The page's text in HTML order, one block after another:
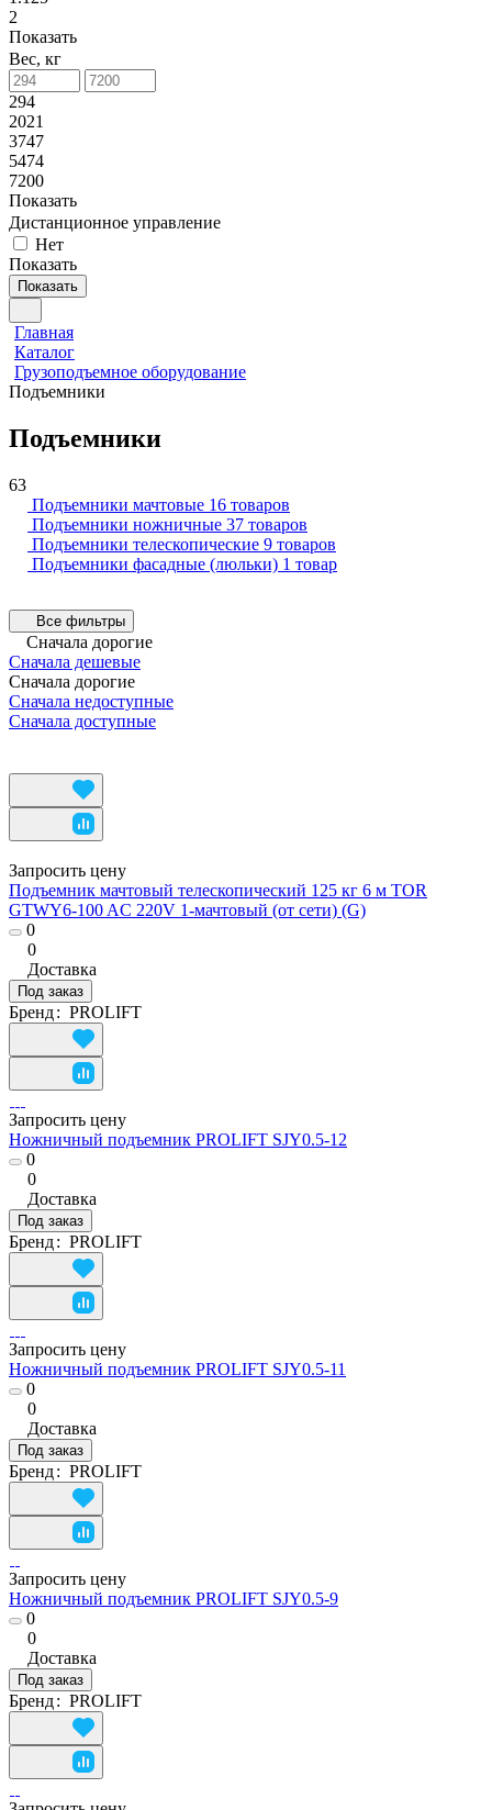
2
Показать
Вес, кг
294
2021
3747
5474
7200
Показать
Дистанционное управление
Нет
Показать
Показать
Главная
Каталог
Грузоподъемное оборудование
Подъемники
Подъемники
63
Подъемники мачтовые 16 товаров
Подъемники ножничные 37 товаров
Подъемники телескопические 9 товаров
Подъемники фасадные (люльки) 1 товар
Все фильтры
Сначала дорогие
Сначала дешевые
Сначала дорогие
Сначала недоступные
Сначала доступные
Запросить цену
Подъемник мачтовый телескопический 125 кг 6 м TOR
GTWY6-100 AC 220V 1-мачтовый (от сети) (G)
0
0
Доставка
Под заказ
Бренд: PROLIFT
Запросить цену
Ножничный подъемник PROLIFT SJY0.5-12
0
0
Доставка
Под заказ
Бренд: PROLIFT
Запросить цену
Ножничный подъемник PROLIFT SJY0.5-11
0
0
Доставка
Под заказ
Бренд: PROLIFT
Запросить цену
Ножничный подъемник PROLIFT SJY0.5-9
0
0
Доставка
Под заказ
Бренд: PROLIFT